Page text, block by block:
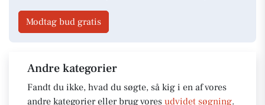
Modtag bud gratis
Andre kategorier
Fandt du ikke, hvad du søgte, så kig i en af vores
andre kategorier eller brug vores udvidet søgning.